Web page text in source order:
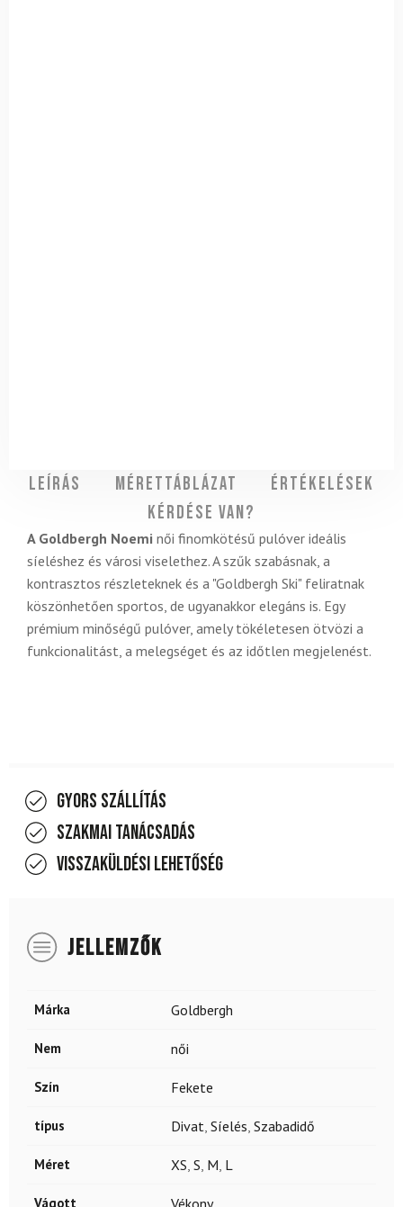
Leírás Mérettáblázat
Értékelések
Kérdése van?
A Goldbergh Noemi női finomkötésű pulóver ideális
síeléshez és városi viselethez. A szűk szabásnak, a
kontrasztos részleteknek és a "Goldbergh Ski" feliratnak
köszönhetően sportos, de ugyanakkor elegáns is. Egy
prémium minőségű pulóver, amely tökéletesen ötvözi a
funkcionalitást, a melegséget és az időtlen megjelenést.
Gyors szállítás
Szakmai tanácsadás
Visszaküldési lehetőség
JELLEMZŐK
Márka Goldbergh
Nem női
Szín Fekete
típus Divat Síelés Szabadidő
Méret XS S M L
Vágott Vékony